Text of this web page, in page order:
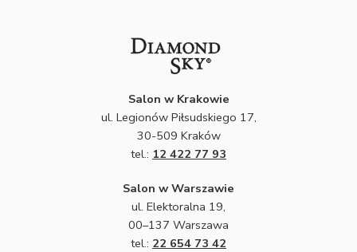
Salon w Krakowie
ul. Legionów Piłsudskiego 17,
30-509 Kraków
tel.: 12 422 77 93
Salon w Warszawie
ul. Elektoralna 19,
00–137 Warszawa
tel.: 22 654 73 42